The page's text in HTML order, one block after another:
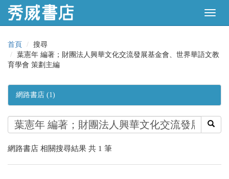
首頁
搜尋
葉憲年 編著；財團法人興華文化交流發展基金會、世界華語文教
育學會 策劃主編
網路書店 (1)
網路書店 相關搜尋結果 共 1 筆